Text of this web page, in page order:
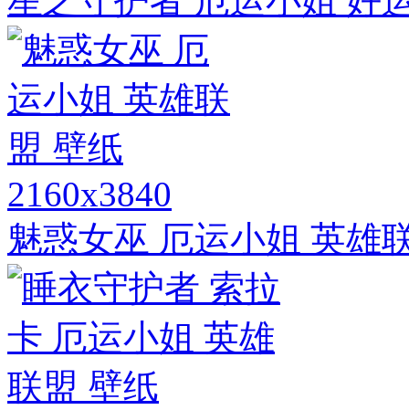
2160x3840
魅惑女巫 厄运小姐 英雄